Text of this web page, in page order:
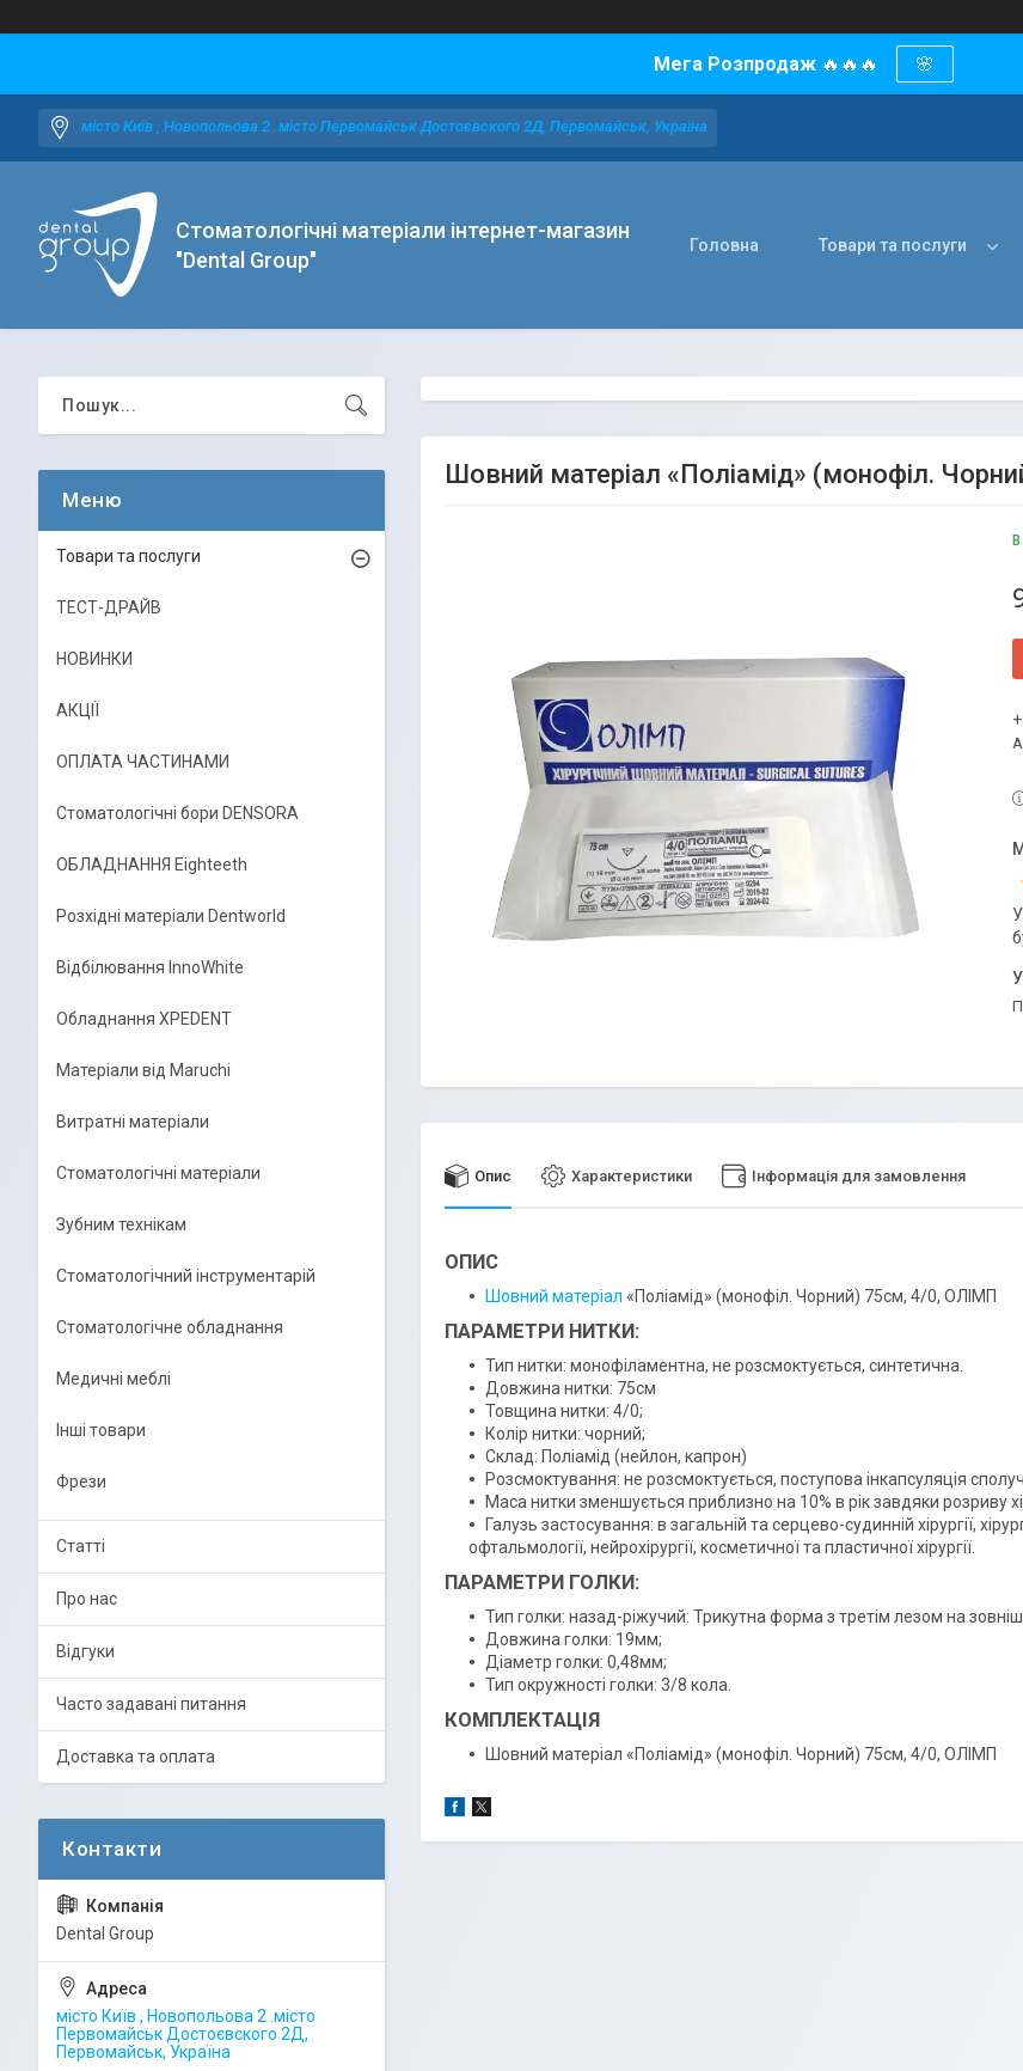
Мега Розпродаж 🔥🔥🔥 🌸
місто Київ , Новопольова 2 .місто Первомайськ Достоєвского 2Д, Первомайськ, Україна
Стоматологічні матеріали інтернет-магазин
"Dental Group"
Головна Товари та послуги
Шовний матеріал «Поліамід» (монофіл.
Опис Характеристики Інформація для замовлення
ОПИС
Шовний матеріал «Поліамід» (монофіл. Чорний) 75см, 4/0, ОЛІМП
ПАРАМЕТРИ НИТКИ:
Тип нитки: монофіламентна, не розсмоктується, синтетична.
Довжина нитки: 75см
Товщина нитки: 4/0;
Колір нитки: чорний;
Склад: Поліамід (нейлон, капрон)
Розсмоктування: не розсмоктується, поступова інкапсуляція
Маса нитки зменшується приблизно на 10% в рік завдяки розриву
Галузь застосування: в загальній та серцево-судинній хірургії,
офтальмології, нейрохірургії, косметичної та пластичної хірургії.
ПАРАМЕТРИ ГОЛКИ:
Тип голки: назад-ріжучий: Трикутна форма з третім лезом на
Довжина голки: 19мм;
Діаметр голки: 0,48мм;
Тип окружності голки: 3/8 кола.
КОМПЛЕКТАЦІЯ
Шовний матеріал «Поліамід» (монофіл. Чорний) 75см, 4/0, ОЛІМП
Товари та послуги
ТЕСТ-ДРАЙВ
НОВИНКИ
АКЦІЇ
ОПЛАТА ЧАСТИНАМИ
Стоматологічні бори DENSORA
ОБЛАДНАННЯ Eighteeth
Розхідні матеріали Dentworld
Відбілювання InnoWhite
Обладнання XPEDENT
Матеріали від Maruchi
Витратні матеріали
Стоматологічні матеріали
Зубним технікам
Стоматологічний інструментарій
Стоматологічне обладнання
Медичні меблі
Інші товари
Фрези
Статті
Про нас
Відгуки
Часто задавані питання
Доставка та оплата
Dental Group
місто Київ , Новопольова 2 .місто
Первомайськ Достоєвского 2Д,
Первомайськ, Україна